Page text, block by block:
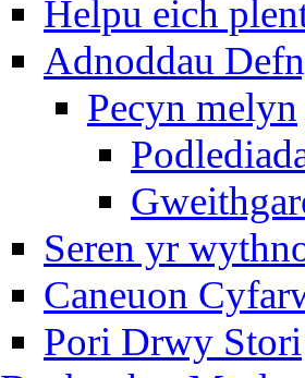
Helpu eich
Adnoddau
Pecyn melyn
Seren yr
Caneuon
Pori Drwy Stori